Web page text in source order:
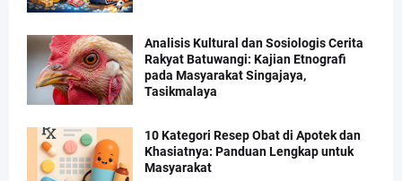
Analisis Kultural dan Sosiologis Cerita
Rakyat Batuwangi: Kajian Etnografi
pada Masyarakat Singajaya,
Tasikmalaya
10 Kategori Resep Obat di Apotek dan
Khasiatnya: Panduan Lengkap untuk
Masyarakat